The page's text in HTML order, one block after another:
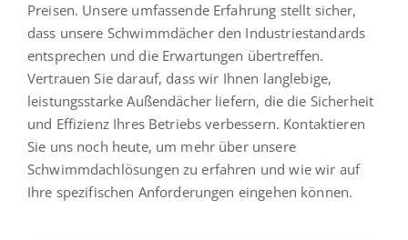
Preisen. Unsere umfassende Erfahrung stellt sicher,
dass unsere Schwimmdächer den Industriestandards
entsprechen und die Erwartungen übertreffen.
Vertrauen Sie darauf, dass wir Ihnen langlebige,
leistungsstarke Außendächer liefern, die die Sicherheit
und Effizienz Ihres Betriebs verbessern. Kontaktieren
Sie uns noch heute, um mehr über unsere
Schwimmdachlösungen zu erfahren und wie wir auf
Ihre spezifischen Anforderungen eingehen können.